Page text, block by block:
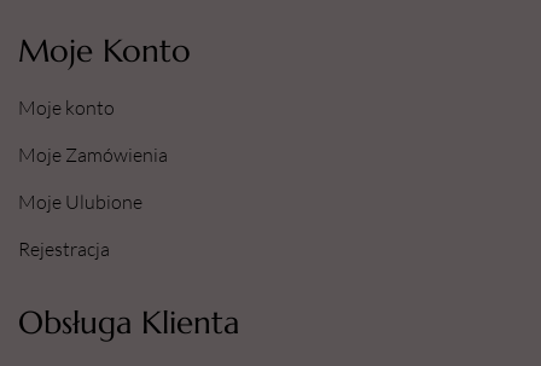
Moje Konto
Moje konto
Moje Zamówienia
Moje Ulubione
Rejestracja
Obsługa Klienta